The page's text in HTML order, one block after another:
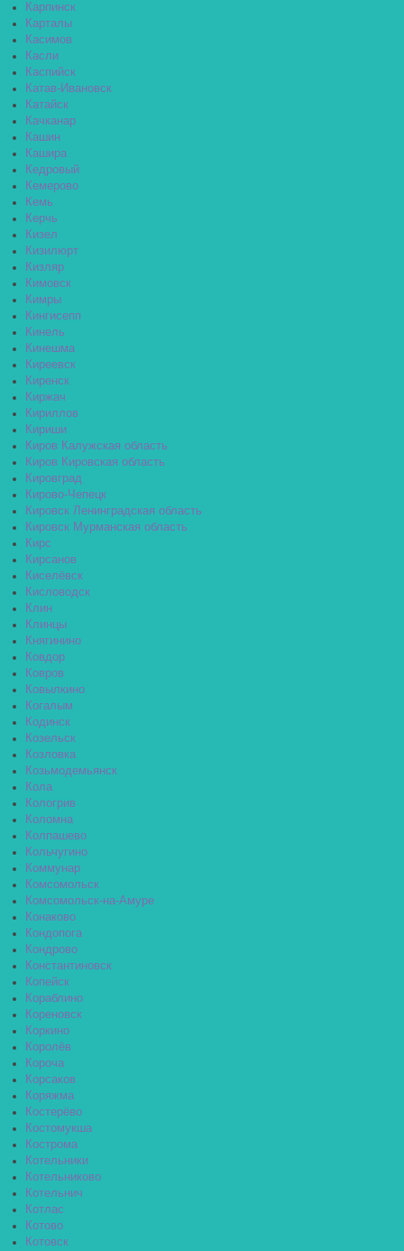
Карпинск
Карталы
Касимов
Касли
Каспийск
Катав-Ивановск
Катайск
Качканар
Кашин
Кашира
Кедровый
Кемерово
Кемь
Керчь
Кизел
Кизилюрт
Кизляр
Кимовск
Кимры
Кингисепп
Кинель
Кинешма
Киреевск
Киренск
Киржач
Кириллов
Кириши
Киров Калужская область
Киров Кировская область
Кировград
Кирово-Чепецк
Кировск Ленинградская область
Кировск Мурманская область
Кирс
Кирсанов
Киселёвск
Кисловодск
Клин
Клинцы
Княгинино
Ковдор
Ковров
Ковылкино
Когалым
Кодинск
Козельск
Козловка
Козьмодемьянск
Кола
Кологрив
Коломна
Колпашево
Кольчугино
Коммунар
Комсомольск
Комсомольск-на-Амуре
Конаково
Кондопога
Кондрово
Константиновск
Копейск
Кораблино
Кореновск
Коркино
Королёв
Короча
Корсаков
Коряжма
Костерёво
Костомукша
Кострома
Котельники
Котельниково
Котельнич
Котлас
Котово
Котовск